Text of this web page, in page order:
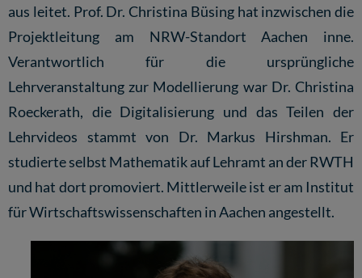
aus leitet. Prof. Dr. Christina Büsinghat inzwischen die
Projektleitung am NRW-Standort Aachen inne.
Verantwortlich für die ursprüngliche
Lehrveranstaltung zur Modellierung war Dr. Christina
Roeckerath, die Digitalisierung und das Teilen der
Lehrvideos stammt von Dr. Markus Hirshman. Er
studierte selbst Mathematik auf Lehramt an der RWTH
und hat dort promoviert. Mittlerweile ist er am Institut
für Wirtschaftswissenschaften in Aachen angestellt.